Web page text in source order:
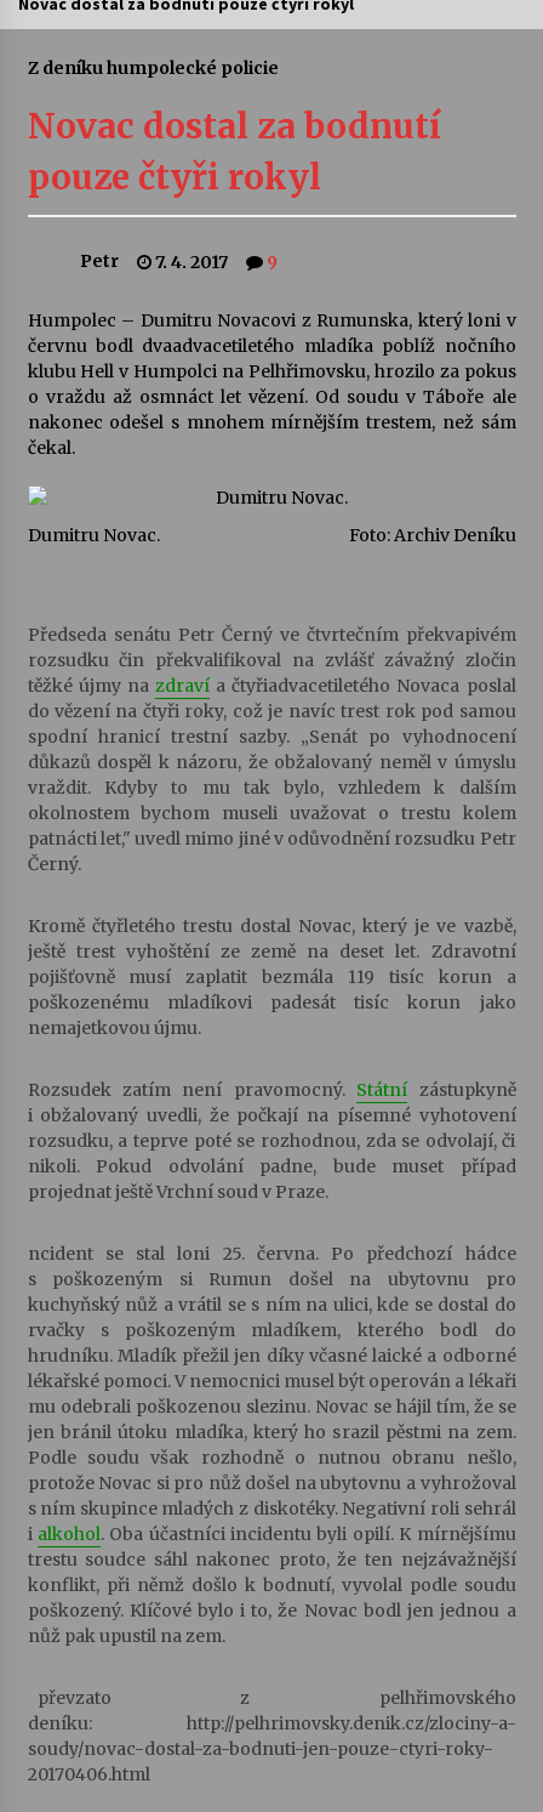
10. 8. 2026
Sukuba Ensemble
4. 8. 2026
Vernisáž výstavy Josefíny Duškové: Stávám se
30. 7. 2026
Veselí muzikanti
30. 7. 2026
šedesátka: 28. 7.–1. 8. 2026
28. 7. 2026
Votavžatský ploty
23. 7. 2026
Letní koncerty ve Stromovce: Rufus Miller
22. 7. 2026
Vysočinka
17. 7. 2026
Ozvěny prázdnin
Za kulturou kousek za Humpolec. V Želivě ožije
odkaz Josefa Čapka
13. 7. 2026
Varhanní recitál Michala Novenka v Klášteře
Želiv
3. 7. 2026
Z deníku humpolecké policie
Novac dostal za bodnutí
pouze čtyři rokyl
Petr 7. 4. 2017 9
Humpolec – Dumitru Novacovi z Rumunska, který loni v
červnu bodl dvaadvacetiletého mladíka poblíž nočního
klubu Hell v Humpolci na Pelhřimovsku, hrozilo za pokus
o vraždu až osmnáct let vězení. Od soudu v Táboře ale
nakonec odešel s mnohem mírnějším trestem, než sám
čekal.
Dumitru Novac. Foto:Archiv Deníku
Předseda senátu Petr Černý ve čtvrtečním překvapivém
rozsudku čin překvalifikoval na zvlášť závažný zločin
těžké újmy na zdravía čtyřiadvacetiletého Novaca poslal
do vězení na čtyři roky, což je navíc trest rok pod samou
spodní hranicí trestní sazby. „Senát po vyhodnocení
důkazů dospěl k názoru, že obžalovaný neměl v úmyslu
vraždit. Kdyby to mu tak bylo, vzhledem k dalším
okolnostem bychom museli uvažovat o trestu kolem
patnácti let," uvedl mimo jiné v odůvodnění rozsudku Petr
Černý.
Kromě čtyřletého trestu dostal Novac, který je ve vazbě,
ještě trest vyhoštění ze země na deset let. Zdravotní
pojišťovně musí zaplatit bezmála 119 tisíc korun a
poškozenému mladíkovi padesát tisíc korun jako
nemajetkovou újmu.
Rozsudek zatím není pravomocný. Státní zástupkyně
i obžalovaný uvedli, že počkají na písemné vyhotovení
rozsudku, a teprve poté se rozhodnou, zda se odvolají, či
nikoli. Pokud odvolání padne, bude muset případ
projednat ještě Vrchní soud v Praze.
ncident se stal loni 25. června. Po předchozí hádce
s poškozeným si Rumun došel na ubytovnu pro
kuchyňský nůž a vrátil se s ním na ulici, kde se dostal do
rvačky s poškozeným mladíkem, kterého bodl do
hrudníku. Mladík přežil jen díky včasné laické a odborné
lékařské pomoci. V nemocnici musel být operován a lékaři
mu odebrali poškozenou slezinu. Novac se hájil tím, že se
jen bránil útoku mladíka, který ho srazil pěstmi na zem.
Podle soudu však rozhodně o nutnou obranu nešlo,
protože Novac si pro nůž došel na ubytovnu a vyhrožoval
s ním skupince mladých z diskotéky. Negativní roli sehrál
i alkohol. Oba účastníci incidentu byli opilí. K mírnějšímu
trestu soudce sáhl nakonec proto, že ten nejzávažnější
konflikt, při němž došlo k bodnutí, vyvolal podle soudu
poškozený. Klíčové bylo i to, že Novac bodl jen jednou a
nůž pak upustil na zem.
převzato z pelhřimovského
deníku: http://pelhrimovsky.denik.cz/zlociny-a-
soudy/novac-dostal-za-bodnuti-jen-pouze-ctyri-roky-
20170406.html